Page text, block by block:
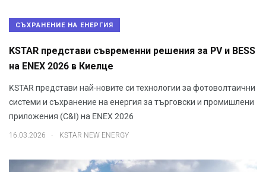
СЪХРАНЕНИЕ НА ЕНЕРГИЯ
KSTAR представи съвременни решения за PV и BESS
на ENEX 2026 в Киелце
KSTAR представи най-новите си технологии за фотоволтаични
системи и съхранение на енергия за търговски и промишлени
приложения (C&I) на ENEX 2026
16.03.2026 KSTAR NEW ENERGY